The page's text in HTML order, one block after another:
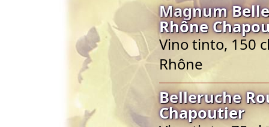
Magnum
Rhône
Vino tinto, 150
Rhône
Belleruche
Chapoutier